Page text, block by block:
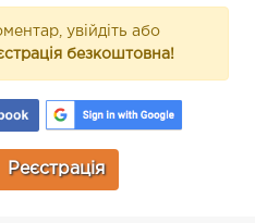
увійдіть або
безкоштовна!
Реєстрація